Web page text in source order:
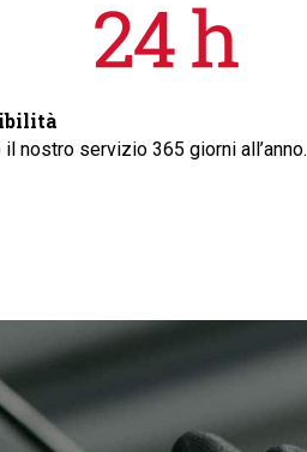
nostro servizio 365 giorni all’anno.